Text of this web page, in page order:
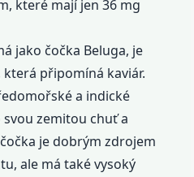
které mají jen 36 mg
jako čočka Beluga, je
připomíná kaviár.
a indické
zemitou chuť a
je dobrým zdrojem
ale má také vysoký